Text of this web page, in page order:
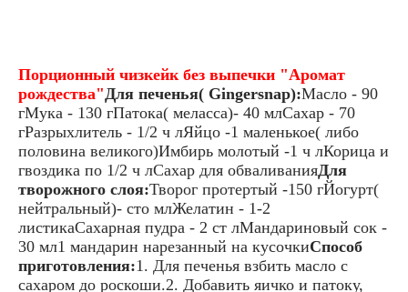
Порционный чизкейк без выпечки "Аромат
рождества" Для печенья( Gingersnap):Масло - 90
гМука - 130 гПатока( меласса)- 40 млСахар - 70
гРазрыхлитель - 1/2 ч лЯйцо -1 маленькое( либо
половина великого)Имбирь молотый -1 ч лКорица и
гвоздика по 1/2 ч лСахар для обваливанияДля
творожного слоя:Творог протертый -150 гЙогурт(
нейтральный)- сто млЖелатин - 1-2
листикаСахарная пудра - 2 ст лМандариновый сок -
30 мл1 мандарин нарезанный на кусочкиСпособ
приготовления:1. Для печенья взбить масло с
сахаром до роскоши.2. Добавить яичко и патоку,